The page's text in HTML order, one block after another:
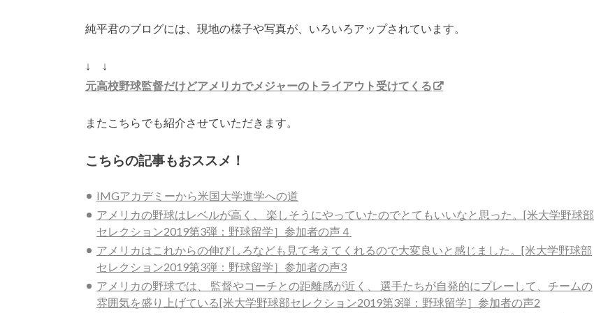
純平君のブログには、現地の様子や写真が、いろいろアップされています。
↓ ↓
元高校野球監督だけどアメリカでメジャーのトライアウト受けてくる
またこちらでも紹介させていただきます。
こちらの記事もおススメ！
IMGアカデミーから米国大学進学への道
アメリカの野球はレベルが高く、 楽しそうにやっていたのでとてもいいなと思った。[米大学野球部
セレクション2019第3弾：野球留学］参加者の声４
アメリカはこれからの伸びしろなども見て考えてくれるので大変良いと感じました。[米大学野球部
セレクション2019第3弾：野球留学］参加者の声3
アメリカの野球では、 監督やコーチとの距離感が近く、 選手たちが自発的にプレーして、チームの
雰囲気を盛り上げている[米大学野球部セレクション2019第3弾：野球留学］参加者の声2